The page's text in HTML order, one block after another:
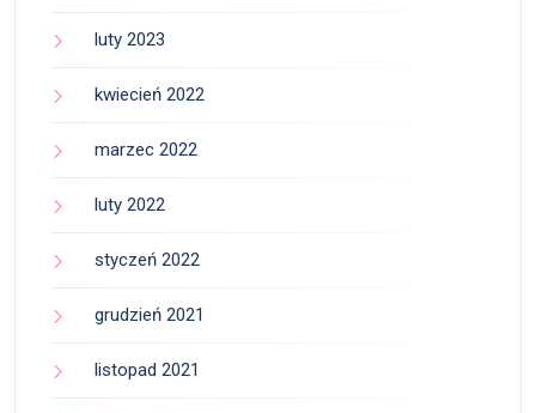
luty 2023
kwiecień 2022
marzec 2022
luty 2022
styczeń 2022
grudzień 2021
listopad 2021